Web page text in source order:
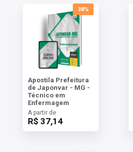
38%
Apostila Prefeitura
de Japonvar - MG -
Técnico em
Enfermagem
A partir de
R$ 37,14